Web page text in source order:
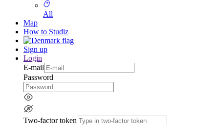
All
Map
How to Studiz
Sign up
Login
E-mail
Password
Two-factor token